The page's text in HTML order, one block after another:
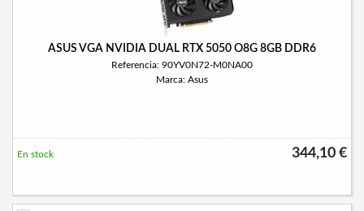
ASUS VGA NVIDIA DUAL RTX 5050 O8G 8GB DDR6
Referencia: 90YV0N72-M0NA00
Marca: Asus
344,10 €
En stock